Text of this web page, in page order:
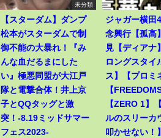
未分類
【スターダム】ダンプ
松本がスターダムで制
御不能の大暴れ！『み
んな血だるまにした
い』極悪同盟が大江戸
隊と電撃合体！井上京
子とQQタッグと激
突！-8.19ミッドサマー
フェス2023-
ジャガー横田
念興行【孤高
見【ディアナ
ロングスタイ
ス】【プロミ
【FREEDOMS
【ZERO 1】
ルのスリーカ
叩かせない！】